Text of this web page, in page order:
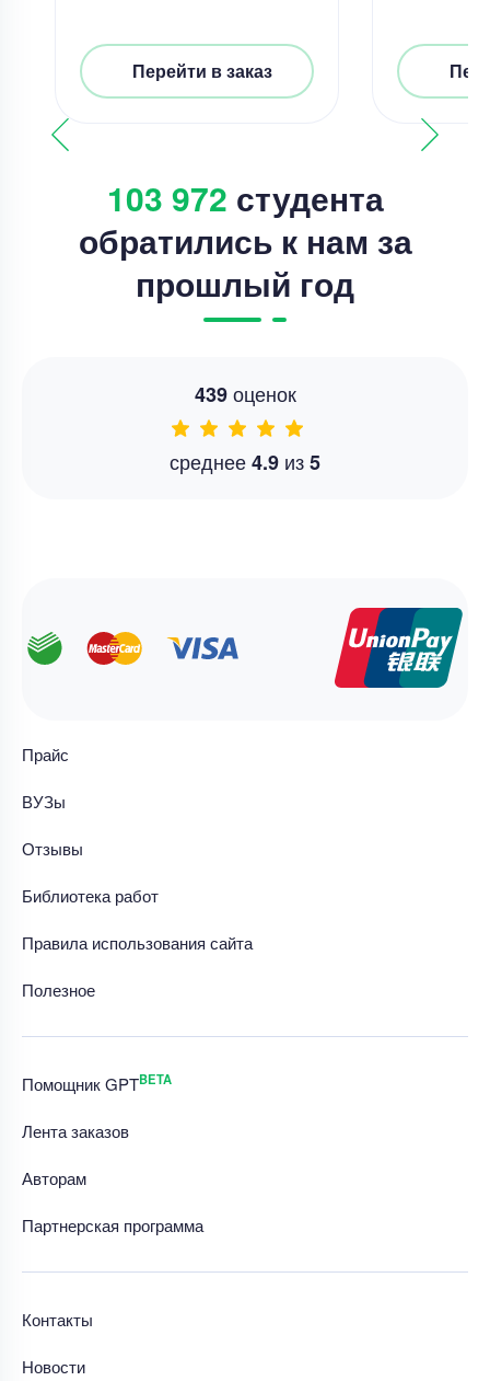
Перейти в заказ
103 972 студента
обратились к нам за
прошлый год
439оценок
среднее4.9 из5
Прайс
ВУЗы
Отзывы
Библиотека работ
Правила использования сайта
Полезное
Помощник GPTBETA
Лента заказов
Авторам
Партнерская программа
Контакты
Новости